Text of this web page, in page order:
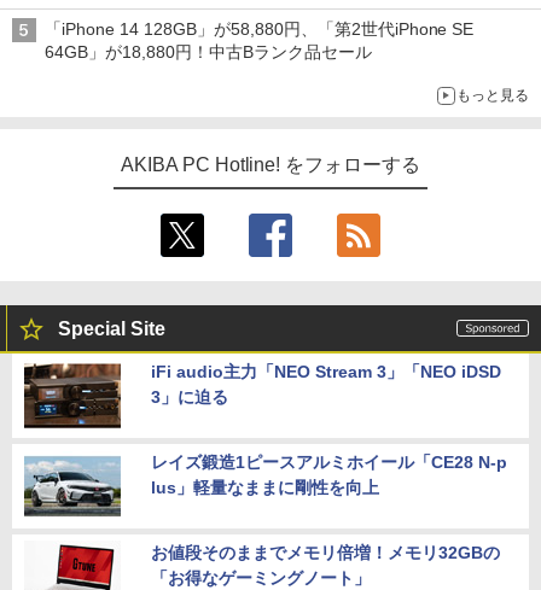
型モニターが9,801円、暑さ指数連動セール ほか
「iPhone 14 128GB」が58,880円、「第2世代iPhone SE
64GB」が18,880円！中古Bランク品セール
もっと見る
AKIBA PC Hotline! をフォローする
Special Site
iFi audio主力「NEO Stream 3」「NEO iDSD
3」に迫る
レイズ鍛造1ピースアルミホイール「CE28 N-p
lus」軽量なままに剛性を向上
お値段そのままでメモリ倍増！メモリ32GBの
「お得なゲーミングノート」